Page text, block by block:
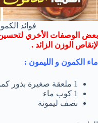
فوائد
بعض الوصفات الأخري
لإنقاص الوزن الزائد .
ماء الكمون و الليمون :
1 ملعقة صغيرة بذور كمون
1 كوب ماء
نصف ليمونة